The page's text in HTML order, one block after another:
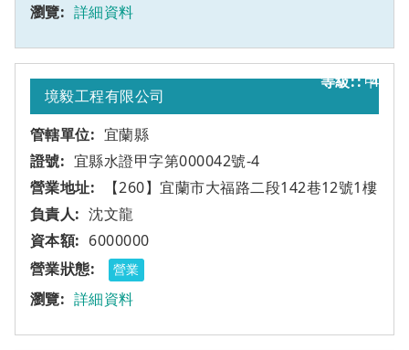
詳細資料
4
境毅工程有限公司
宜蘭縣
宜縣水證甲字第000042號-4
【260】宜蘭市大福路二段142巷12號1樓
甲
沈文龍
6000000
營業
詳細資料